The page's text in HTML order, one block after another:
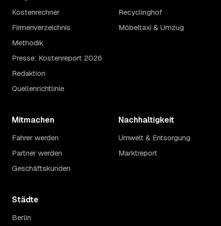
Kostenrechner
Firmenverzeichnis
Methodik
Presse: Kostenreport 2026
Redaktion
Quellenrichtlinie
Recyclinghof
Möbeltaxi & Umzug
Mitmachen
Fahrer werden
Partner werden
Geschäftskunden
Nachhaltigkeit
Umwelt & Entsorgung
Marktreport
Städte
Berlin